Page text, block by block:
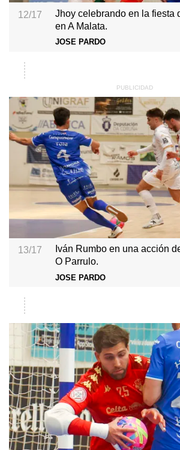
12/17
Jhoy celebrando en la fiesta
en A Malata.
JOSE PARDO
13/17
Iván Rumbo en una acción
O Parrulo.
JOSE PARDO